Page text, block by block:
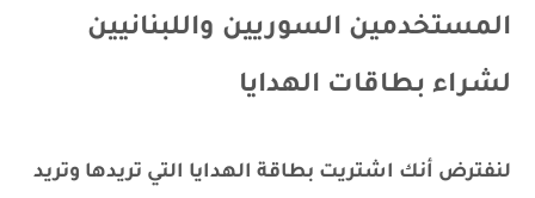
المستخدمين السوريين واللبنانيين
لشراء بطاقات الهدايا
لنفترض أنك اشتريت بطاقة الهدايا التي تريدها وتريد